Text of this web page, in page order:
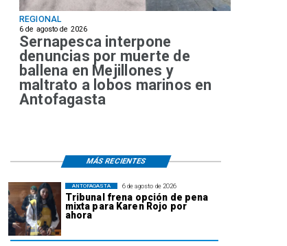
REGIONAL
6 de agosto de 2026
Sernapesca interpone
denuncias por muerte de
ballena en Mejillones y
maltrato a lobos marinos en
Antofagasta
6 de agosto de 2026
Tribunal frena opción de pena
mixta para Karen Rojo por
ahora
ANTOFAGASTA
MÁS RECIENTES